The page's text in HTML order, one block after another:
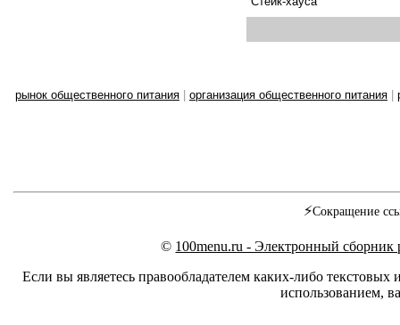
рынок общественного питания организация общественного питания
⚡Сокращение
© 100menu.ru - Электронный сборник
Если вы являетесь правообладателем каких-либо
использованием,